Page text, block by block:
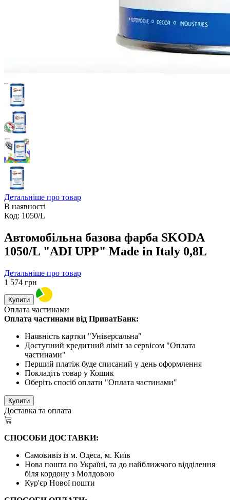
Детальніше про товар
В наявності
Код: 1050/L
Автомобільна базова фарба SKODA
1050/L "ADI UPP" Made in Italy 0,8L
Детальніше про товар
1 574 грн
Купити
Оплата частинами
Оплата частинами від ПриватБанк:
Наявність картки "Універсальна"
Доступний кредитний ліміт за сервісом "Оплата
частинами"
Перший платіж буде списаний у день оформлення
Покладіть товар у Кошик
Оберіть спосіб оплати "Оплата частинами"
Купити
Доставка та оплата
СПОСОБИ ДОСТАВКИ:
Самовивіз із м. Одеса, м. Київ
Нова пошта по Україні, та до найближчого відділення
біля кордону з Молдовою
Кур'єр Нової пошти